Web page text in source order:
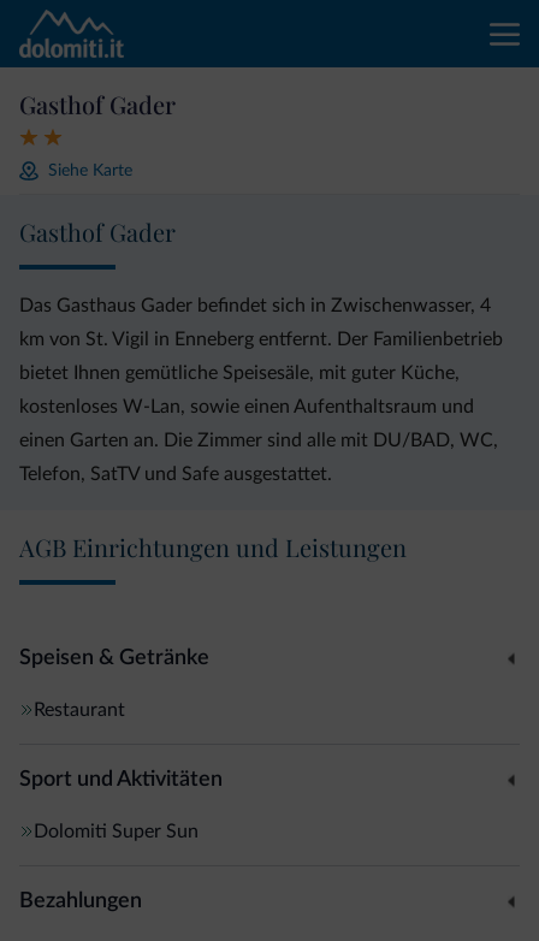
Gasthof Gader
Siehe Karte
Gasthof Gader
Das Gasthaus Gader befindet sich in Zwischenwasser, 4
km von St. Vigil in Enneberg entfernt. Der Familienbetrieb
bietet Ihnen gemütliche Speisesäle, mit guter Küche,
kostenloses W-Lan, sowie einen Aufenthaltsraum und
einen Garten an. Die Zimmer sind alle mit DU/BAD, WC,
Telefon, SatTV und Safe ausgestattet.
AGB Einrichtungen und Leistungen
Speisen & Getränke
Restaurant
Sport und Aktivitäten
Dolomiti Super Sun
Bezahlungen